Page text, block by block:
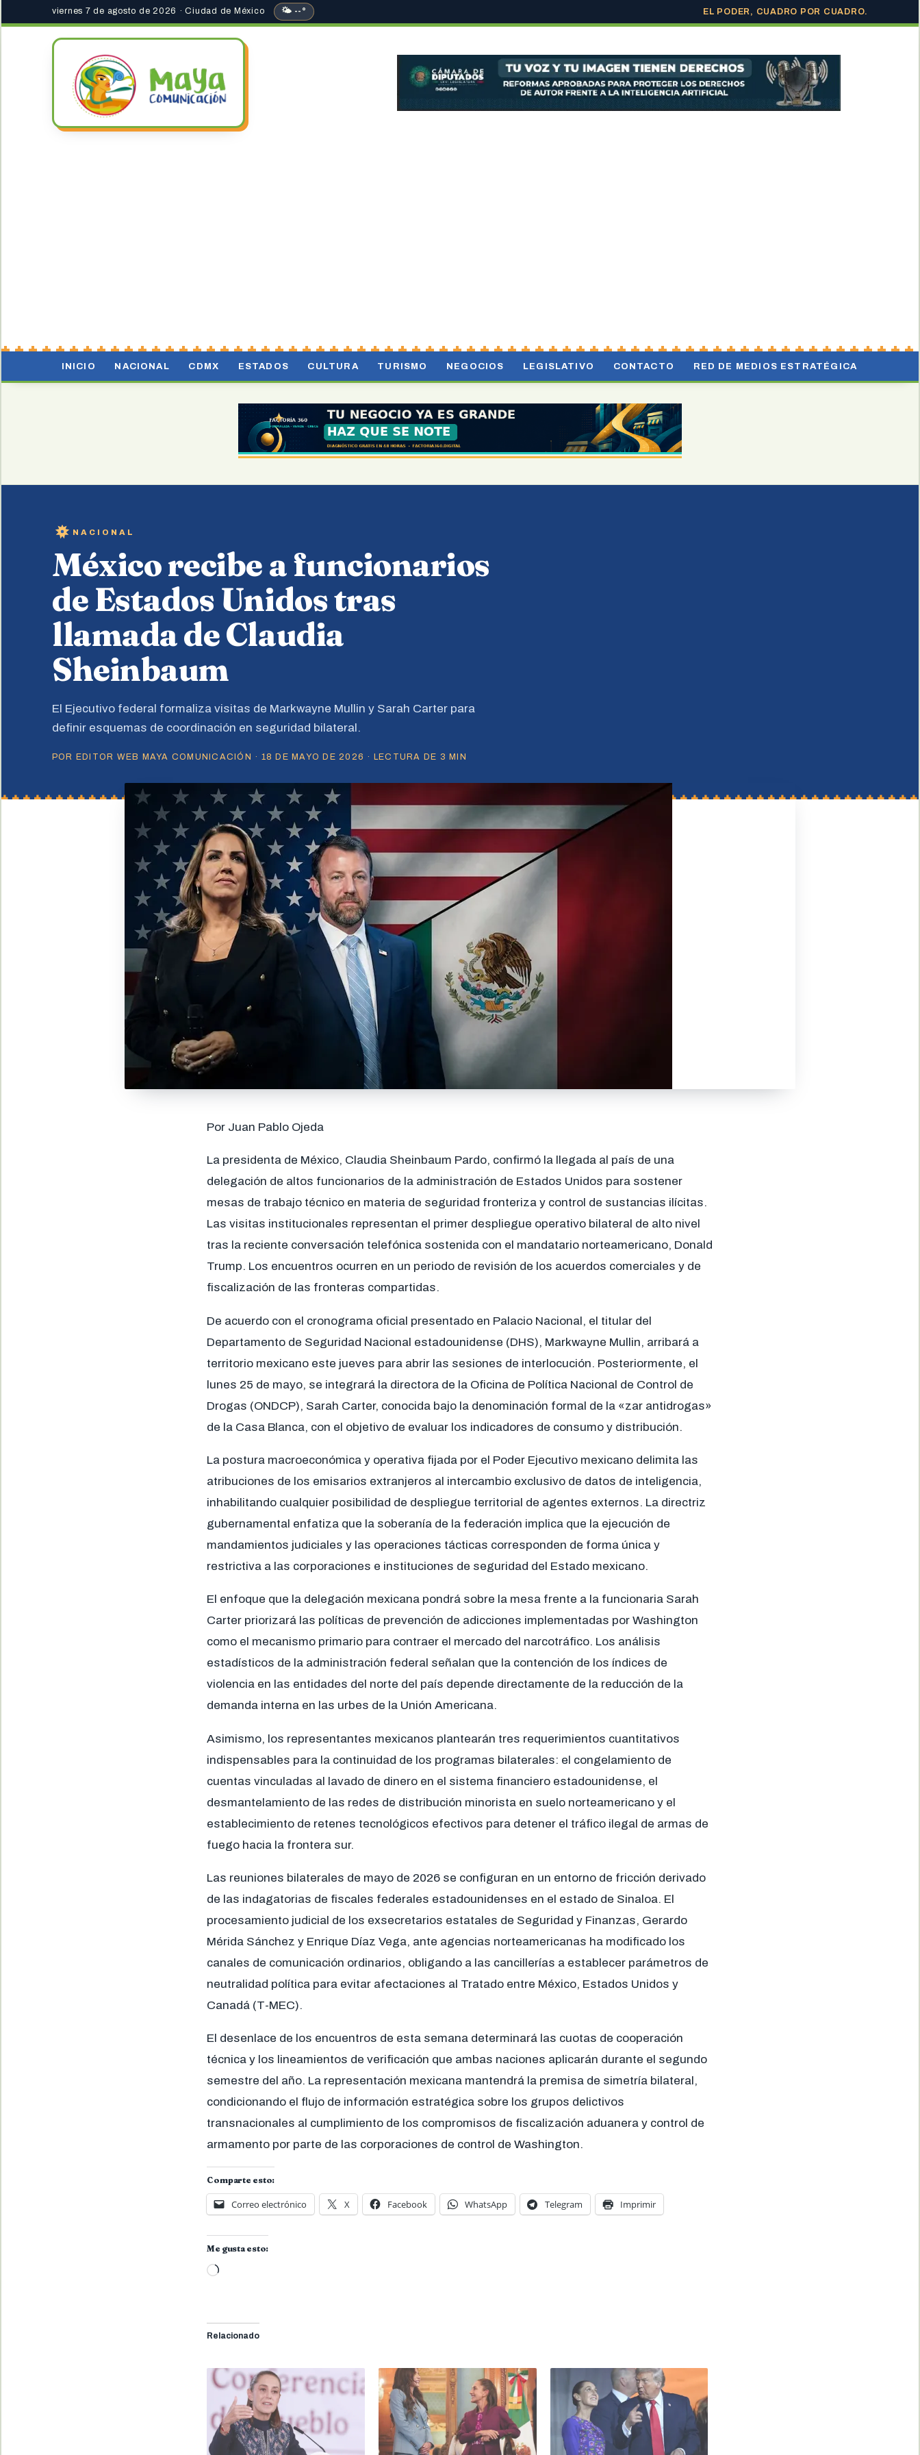
viernes 7 de agosto de 2026 · Ciudad de México 🌤 --° EL PODER, CUADRO POR CUADRO.
INICIO NACIONAL CDMX ESTADOS CULTURA TURISMO NEGOCIOS LEGISLATIVO CONTACTO RED DE MEDIOS ESTRATÉGICA
NACIONAL
México recibe a funcionarios
de Estados Unidos tras
llamada de Claudia
Sheinbaum
El Ejecutivo federal formaliza visitas de Markwayne Mullin y Sarah Carter para
definir esquemas de coordinación en seguridad bilateral.
POR EDITOR WEB MAYA COMUNICACIÓN · 18 DE MAYO DE 2026 · LECTURA DE 3 MIN
Por Juan Pablo Ojeda
La presidenta de México, Claudia Sheinbaum Pardo, confirmó la llegada al país de una
delegación de altos funcionarios de la administración de Estados Unidos para sostener
mesas de trabajo técnico en materia de seguridad fronteriza y control de sustancias ilícitas.
Las visitas institucionales representan el primer despliegue operativo bilateral de alto nivel
tras la reciente conversación telefónica sostenida con el mandatario norteamericano, Donald
Trump. Los encuentros ocurren en un periodo de revisión de los acuerdos comerciales y de
fiscalización de las fronteras compartidas.
De acuerdo con el cronograma oficial presentado en Palacio Nacional, el titular del
Departamento de Seguridad Nacional estadounidense (DHS), Markwayne Mullin, arribará a
territorio mexicano este jueves para abrir las sesiones de interlocución. Posteriormente, el
lunes 25 de mayo, se integrará la directora de la Oficina de Política Nacional de Control de
Drogas (ONDCP), Sarah Carter, conocida bajo la denominación formal de la «zar antidrogas»
de la Casa Blanca, con el objetivo de evaluar los indicadores de consumo y distribución.
La postura macroeconómica y operativa fijada por el Poder Ejecutivo mexicano delimita las
atribuciones de los emisarios extranjeros al intercambio exclusivo de datos de inteligencia,
inhabilitando cualquier posibilidad de despliegue territorial de agentes externos. La directriz
gubernamental enfatiza que la soberanía de la federación implica que la ejecución de
mandamientos judiciales y las operaciones tácticas corresponden de forma única y
restrictiva a las corporaciones e instituciones de seguridad del Estado mexicano.
El enfoque que la delegación mexicana pondrá sobre la mesa frente a la funcionaria Sarah
Carter priorizará las políticas de prevención de adicciones implementadas por Washington
como el mecanismo primario para contraer el mercado del narcotráfico. Los análisis
estadísticos de la administración federal señalan que la contención de los índices de
violencia en las entidades del norte del país depende directamente de la reducción de la
demanda interna en las urbes de la Unión Americana.
Asimismo, los representantes mexicanos plantearán tres requerimientos cuantitativos
indispensables para la continuidad de los programas bilaterales: el congelamiento de
cuentas vinculadas al lavado de dinero en el sistema financiero estadounidense, el
desmantelamiento de las redes de distribución minorista en suelo norteamericano y el
establecimiento de retenes tecnológicos efectivos para detener el tráfico ilegal de armas de
fuego hacia la frontera sur.
Las reuniones bilaterales de mayo de 2026 se configuran en un entorno de fricción derivado
de las indagatorias de fiscales federales estadounidenses en el estado de Sinaloa. El
procesamiento judicial de los exsecretarios estatales de Seguridad y Finanzas, Gerardo
Mérida Sánchez y Enrique Díaz Vega, ante agencias norteamericanas ha modificado los
canales de comunicación ordinarios, obligando a las cancillerías a establecer parámetros de
neutralidad política para evitar afectaciones al Tratado entre México, Estados Unidos y
Canadá (T-MEC).
El desenlace de los encuentros de esta semana determinará las cuotas de cooperación
técnica y los lineamientos de verificación que ambas naciones aplicarán durante el segundo
semestre del año. La representación mexicana mantendrá la premisa de simetría bilateral,
condicionando el flujo de información estratégica sobre los grupos delictivos
transnacionales al cumplimiento de los compromisos de fiscalización aduanera y control de
armamento por parte de las corporaciones de control de Washington.
Comparte esto:
Correo electrónico X Facebook WhatsApp Telegram Imprimir
Me gusta esto:
Cargando...
Relacionado